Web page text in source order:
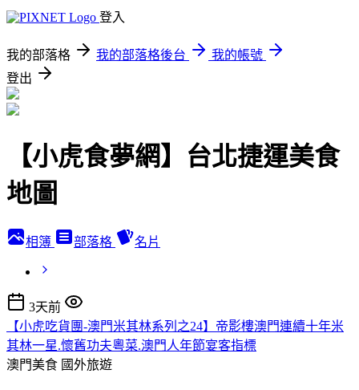
登入
我的部落格 我的部落格後台
我的帳號
登出
【小虎食夢網】台北捷運美食
地圖
相簿 部落格 名片
3天前
【小虎吃貨團-澳門米其林系列之24】帝影樓澳門連續十年米
其林一星.懷舊功夫粵菜.澳門人年節宴客指標
澳門美食 國外旅遊